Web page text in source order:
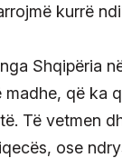
kurrë
Shqipëria
që ka
Të vetmen
ose